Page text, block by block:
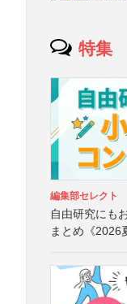
特集
編集部セレクト
自由研究にも
まとめ《2026